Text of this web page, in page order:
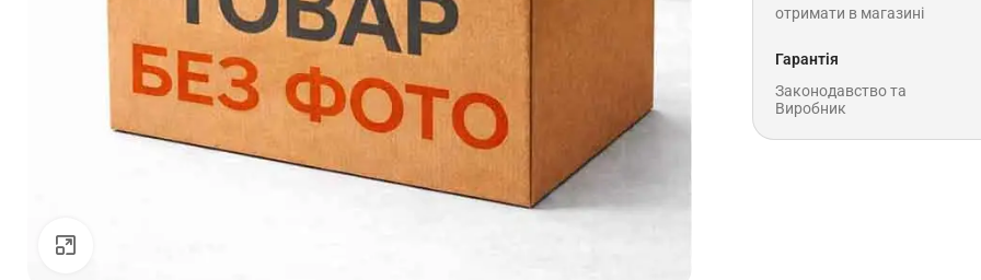
отримати в магазині
Гарантія
Законодавство та
Виробник